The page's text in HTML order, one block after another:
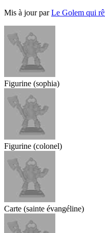
Mis à jour parLe Golem qui
Figurine (sophia)
Figurine (colonel)
Carte (sainte évangéline)